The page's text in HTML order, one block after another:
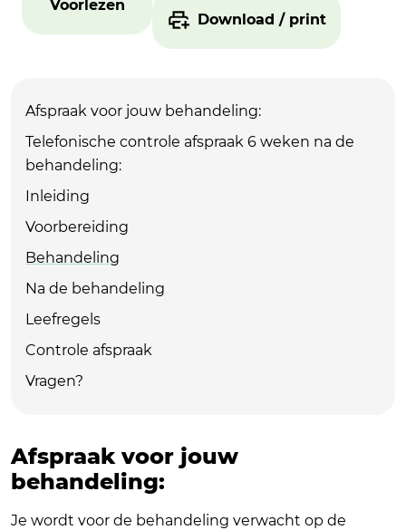
Voorlezen
Download / print
Afspraak voor jouw behandeling:
Telefonische controle afspraak 6 weken na de
behandeling:
Inleiding
Voorbereiding
Behandeling
Na de behandeling
Leefregels
Controle afspraak
Vragen?
Afspraak voor jouw
behandeling:
Je wordt voor de behandeling verwacht op de